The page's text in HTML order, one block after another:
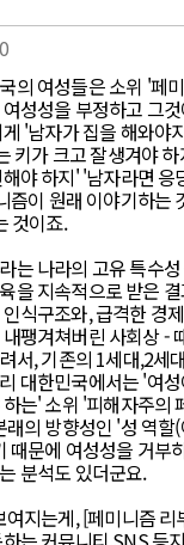
의 여성들은 소위 '페
성성을 부정하고 그
'남자가 집을 해와야
키가 크고 잘생겨야
야 하지' '남자라면 응
즘이 원래 이야기하는
것이죠.
는 나라의 고유 특수
을 지속적으로 받은
식구조와, 급격한 경
팽겨쳐버린 사회상 -
서, 기존의 1세대,2세
대한민국에서는 '여
는' 소위 '피해자주의
의 방향성인 '성 역할
때문에 여성성을 거부
분석도 있더군요.
지는게, [페미니즘